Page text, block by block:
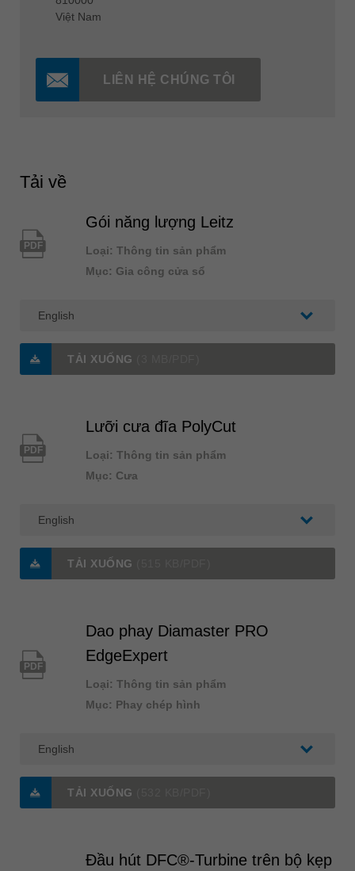
Việt Nam
LIÊN HỆ CHÚNG TÔI
Tải về
PDF
Gói năng lượng Leitz
Loại: Thông tin sản phẩm
Mục: Gia công cửa sổ
TẢI XUỐNG
PDF
Lưỡi cưa đĩa PolyCut
Loại: Thông tin sản phẩm
Mục: Cưa
TẢI XUỐNG
PDF
Dao phay Diamaster PRO
EdgeExpert
Loại: Thông tin sản phẩm
Mục: Phay chép hình
TẢI XUỐNG
Đầu hút DFC®-Turbine trên bộ kẹp